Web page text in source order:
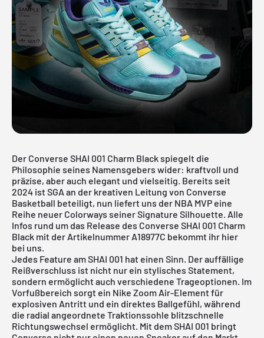
Der Converse SHAI 001 Charm Black spiegelt die
Philosophie seines Namensgebers wider: kraftvoll und
präzise, aber auch elegant und vielseitig. Bereits seit
2024 ist SGA an der kreativen Leitung von Converse
Basketball beteiligt, nun liefert uns der NBA MVP eine
Reihe neuer Colorways seiner Signature Silhouette. Alle
Infos rund um das Release des Converse SHAI 001 Charm
Black mit der Artikelnummer A18977C bekommt ihr hier
bei uns.
Jedes Feature am SHAI 001 hat einen Sinn. Der auffällige
Reißverschluss ist nicht nur ein stylisches Statement,
sondern ermöglicht auch verschiedene Trageoptionen. Im
Vorfußbereich sorgt ein Nike Zoom Air-Element für
explosiven Antritt und ein direktes Ballgefühl, während
die radial angeordnete Traktionssohle blitzschnelle
Richtungswechsel ermöglicht. Mit dem SHAI 001 bringt